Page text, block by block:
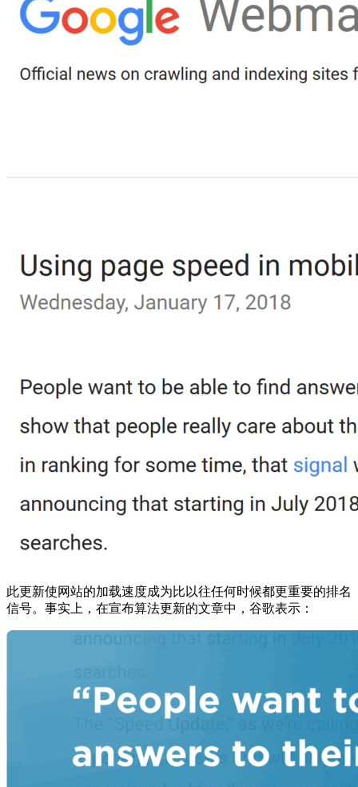
此更新使网站的加载速度成为比以往任何时候都更重要的排名
信号。事实上，在宣布算法更新的文章中，谷歌表示：